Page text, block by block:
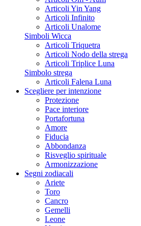
Articoli Yin Yang
Articoli Infinito
Articoli Unalome
Simboli Wicca
Articoli Triquetra
Articoli Nodo della strega
Articoli Triplice Luna
Simbolo strega
Articoli Falena Luna
Scegliere per intenzione
Protezione
Pace interiore
Portafortuna
Amore
Fiducia
Abbondanza
Risveglio spirituale
Armonizzazione
Segni zodiacali
Ariete
Toro
Cancro
Gemelli
Leone